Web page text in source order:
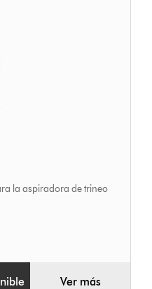
la aspiradora de trineo
Ver más